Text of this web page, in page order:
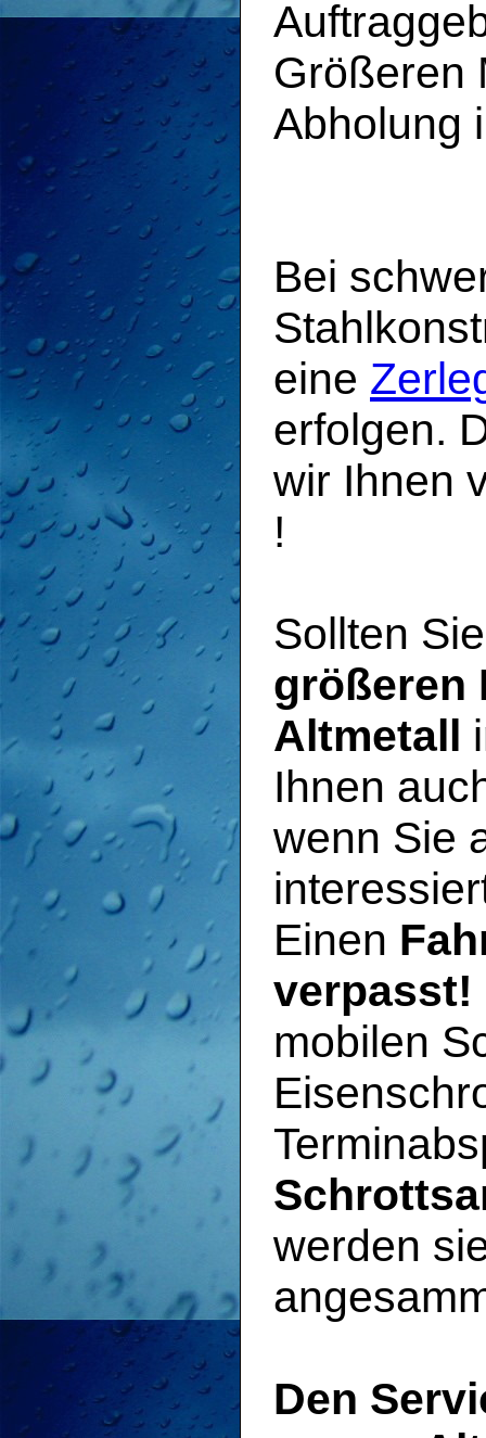
Größeren
Abholung
Bei
eine
erfolgen.
wir Ihnen
!
Sollten
größeren
Altmetall
Ihnen
wenn Sie
Einen
verpasst!
mobilen
werden
Den